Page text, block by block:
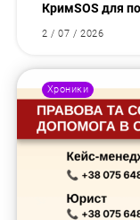
КримSOS для
2 / 07 / 2026
Хроники